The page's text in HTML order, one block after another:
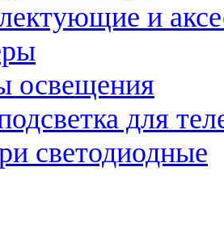
и
освещения
для
светодиодные